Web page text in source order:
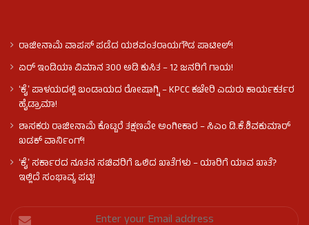
ರಾಜೀನಾಮೆ ವಾಪಸ್ ಪಡೆದ ಯಶವಂತರಾಯಗೌಡ ಪಾಟೀಲ್‌!
ಏರ್ ಇಂಡಿಯಾ ವಿಮಾನ 300 ಅಡಿ ಕುಸಿತ – 12 ಜನರಿಗೆ ಗಾಯ!
ʻಕೈʼ​ ಪಾಳಯದಲ್ಲಿ ಬಂಡಾಯದ ರೋಷಾಗ್ನಿ – KPCC ಕಚೇರಿ ಎದುರು ಕಾರ್ಯಕರ್ತರ
ಹೈಡ್ರಾಮಾ!
ಶಾಸಕರು ರಾಜೀನಾಮೆ ಕೊಟ್ಟರೆ ತಕ್ಷಣವೇ ಅಂಗೀಕಾರ – ಸಿಎಂ ಡಿ.ಕೆ.ಶಿವಕುಮಾರ್
ಖಡಕ್ ವಾರ್ನಿಂಗ್!
ʻಕೈʼ ಸರ್ಕಾರದ ನೂತನ ಸಚಿವರಿಗೆ ಒಲಿದ ಖಾತೆಗಳು – ಯಾರಿಗೆ ಯಾವ ಖಾತೆ?
ಇಲ್ಲಿದೆ ಸಂಭಾವ್ಯ ಪಟ್ಟಿ!